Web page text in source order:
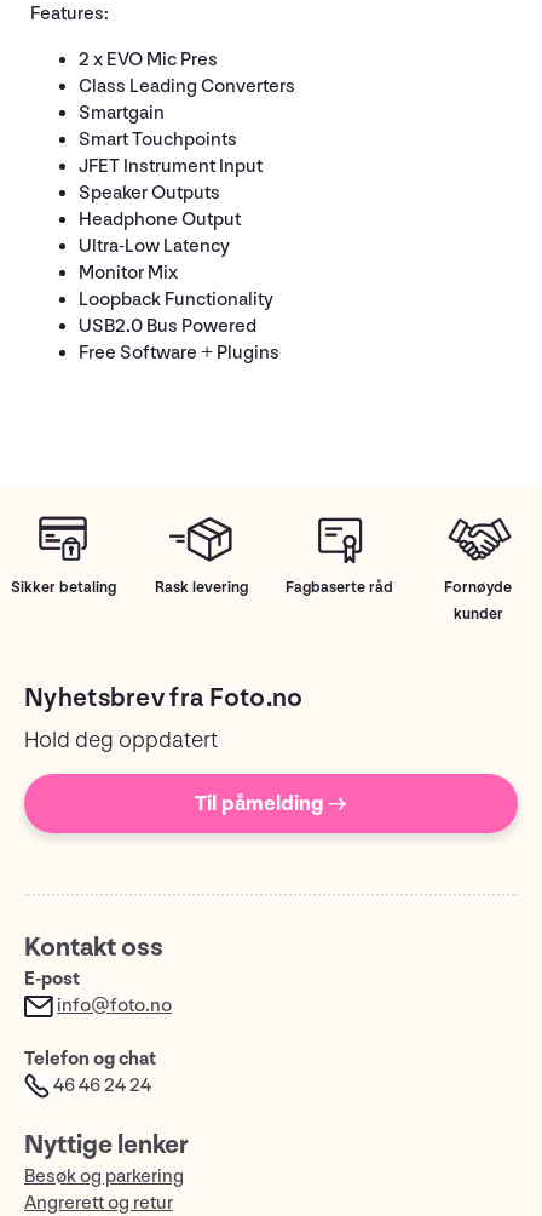
Features:
2 x EVO Mic Pres
Class Leading Converters
Smartgain
Smart Touchpoints
JFET Instrument Input
Speaker Outputs
Headphone Output
Ultra-Low Latency
Monitor Mix
Loopback Functionality
USB2.0 Bus Powered
Free Software + Plugins
Sikker betaling Rask levering Fagbaserte råd
Fornøyde
kunder
Nyhetsbrev fra Foto.no
Hold deg oppdatert
Til påmelding →
Kontakt oss
E-post
info@foto.no
Telefon og chat
46 46 24 24
Nyttige lenker
Besøk og parkering
Angrerett og retur